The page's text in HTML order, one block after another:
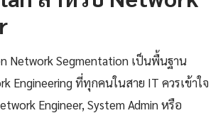
Network Segmentation เป็นพื้นฐาน
Engineering ที่ทุกคนในสาย IT ควรเข้าใจ
Engineer, System Admin หรือ